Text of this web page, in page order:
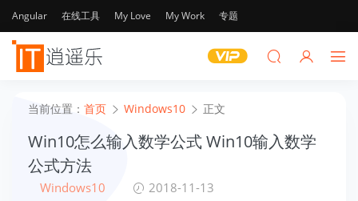
Angular 在线工具 My Love My Work 专题
当前位置： 首页 Windows10 正文
Win10怎么输入数学公式 Win10输入数学
公式方法
Windows10 2018-11-13